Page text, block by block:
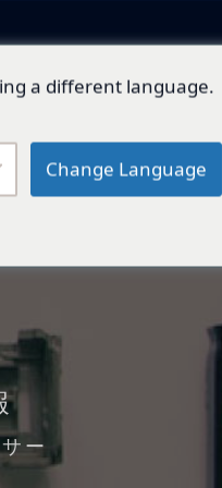
技術開
ジェネラ
ー
a different language.
Change Language